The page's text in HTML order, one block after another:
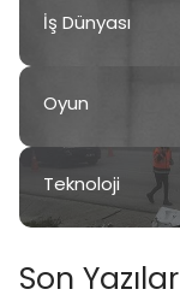
İş Dünyası
Oyun
Teknoloji
Son Yazılar